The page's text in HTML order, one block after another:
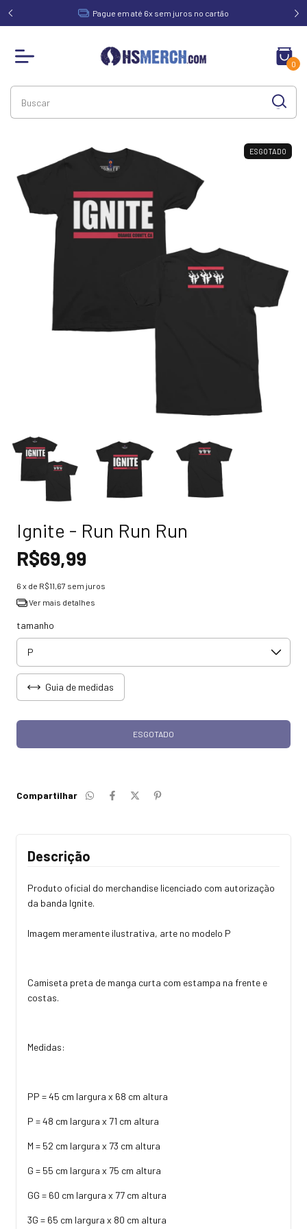
de Pague em até 6x sem juros no cartão
0
ESGOTADO
Ignite - Run Run Run
R$69,99
6 x de R$11,67 sem juros
Ver mais detalhes
tamanho
Guia de medidas
Compartilhar
Descrição
Produto oficial do merchandise licenciado com autorização
da banda Ignite.
Imagem meramente ilustrativa, arte no modelo P
Camiseta preta de manga curta com estampa na frente e
costas.
Medidas:
PP = 45 cm largura x 68 cm altura
P = 48 cm largura x 71 cm altura
M = 52 cm largura x 73 cm altura
G = 55 cm largura x 75 cm altura
GG = 60 cm largura x 77 cm altura
3G = 65 cm largura x 80 cm altura